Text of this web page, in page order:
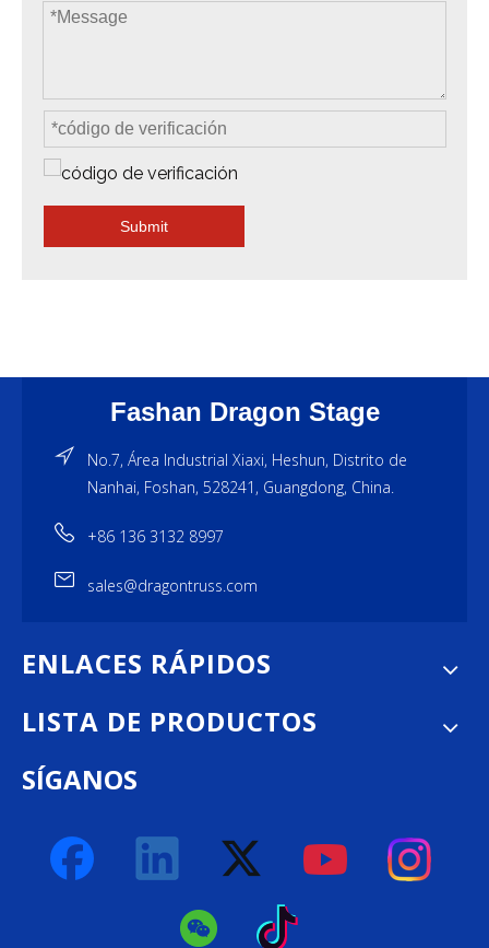
Submit
Fashan Dragon Stage
No.7, Área Industrial Xiaxi, Heshun, Distrito de
Nanhai, Foshan, 528241, Guangdong, China.
+86 136 3132 8997
sales@dragontruss.com
ENLACES RÁPIDOS
LISTA DE PRODUCTOS
SÍGANOS